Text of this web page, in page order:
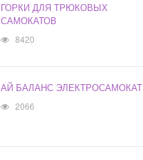
ГОРКИ ДЛЯ ТРЮКОВЫХ
САМОКАТОВ
8420
АЙ БАЛАНС ЭЛЕКТРОСАМОКАТ
2066